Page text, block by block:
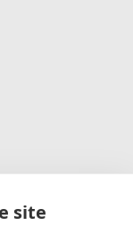
site